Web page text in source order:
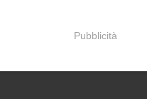
Pubblicità